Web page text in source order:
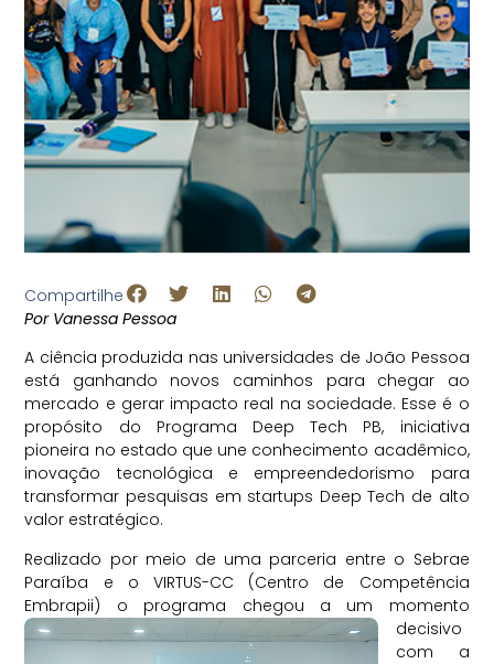
Compartilhe
Por Vanessa Pessoa
A ciência produzida nas universidades de João Pessoa
está ganhando novos caminhos para chegar ao
mercado e gerar impacto real na sociedade. Esse é o
propósito do Programa Deep Tech PB, iniciativa
pioneira no estado que une conhecimento acadêmico,
inovação tecnológica e empreendedorismo para
transformar pesquisas em startups Deep Tech de alto
valor estratégico.
Realizado por meio de uma parceria entre o Sebrae
Paraíba e o VIRTUS-CC (Centro de Competência
Embrapii) o programa chegou a um momento
decisivo
com a